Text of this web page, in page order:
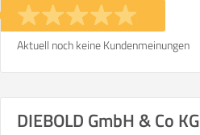
Aktuell noch keine Kundenmeinungen
DIEBOLD GmbH & Co KG